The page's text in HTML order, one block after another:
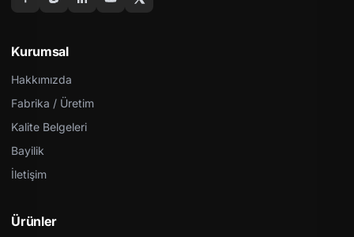
Kurumsal
Hakkımızda
Fabrika / Üretim
Kalite Belgeleri
Bayilik
İletişim
Ürünler